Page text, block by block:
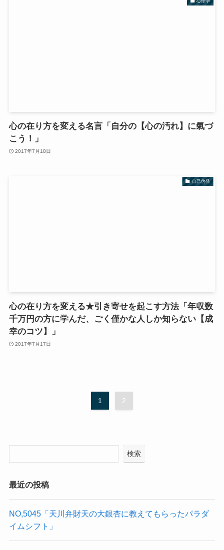
心理学
心の在り方を変える名言「自分の【心の汚れ】に氣づ
こう！」
2017年7月18日
自己啓発
心の在り方を変える★引き寄せを起こす方法「年収数
千万円の方に学んだ、ごく僅かな人しか知らない【成
幸のコツ】」
2017年7月17日
1 2
検索
最近の投稿
NO,5045「天川弁財天の大銀杏に教えてもらったパラダ
イムシフト」